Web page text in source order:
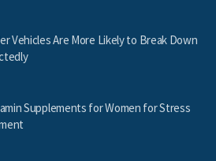
Vehicles Are More Likely to Break Down
Supplements for Women for Stress